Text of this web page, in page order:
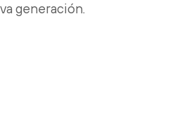
generación.